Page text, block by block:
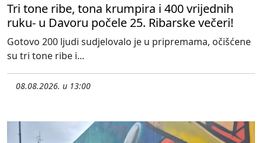
Tri tone ribe, tona krumpira i 400 vrijednih
ruku- u Davoru počele 25. Ribarske večeri!
Gotovo 200 ljudi sudjelovalo je u pripremama, očišćene
su tri tone ribe i...
08.08.2026. u 13:00